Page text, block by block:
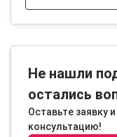
Не нашли
остались
Оставьте заявку
консультацию!